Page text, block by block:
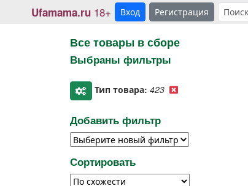
Ufamama.ru 18+ Вход Регистрация
Все товары в сборе
Выбраны фильтры
Тип товара: 423
Добавить фильтр
Сортировать